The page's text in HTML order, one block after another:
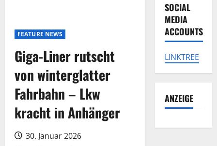
FEATURE NEWS
Giga-Liner rutscht
von winterglatter
Fahrbahn – Lkw
kracht in Anhänger
30. Januar 2026
SOCIAL
MEDIA
ACCOUNTS
LINKTREE
ANZEIGE